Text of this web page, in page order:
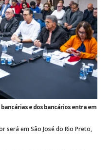
e dos bancários entra em
será em São José do Rio Preto,